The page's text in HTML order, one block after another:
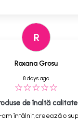
R
Roxana Grosu
8 days ago
de înaltă calitate
întâlnit,creează o